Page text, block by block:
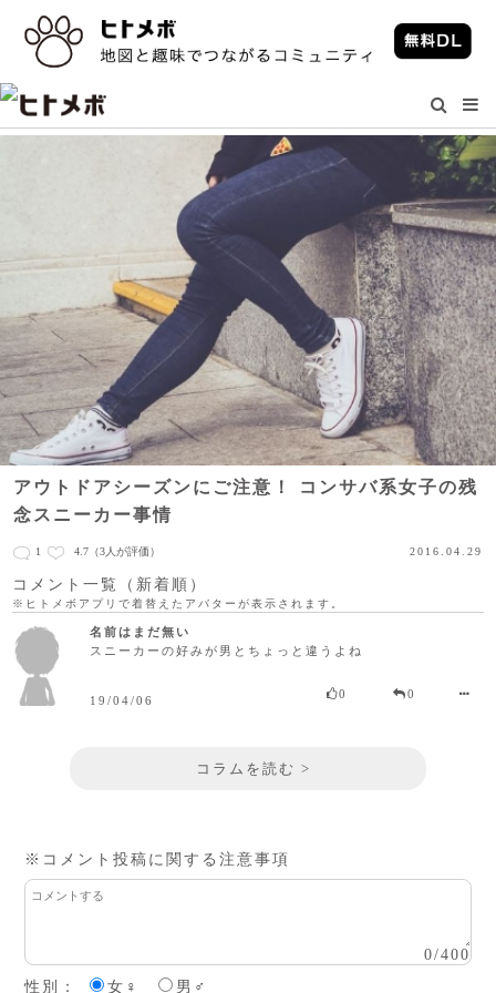
アウトドアシーズンにご注意！ コンサバ系女子の残
念スニーカー事情
1 4.7 （3人が評価） 2016.04.29
コメント一覧（新着順）
※ヒトメボアプリで着替えたアバターが表示されます。
名前はまだ無い
スニーカーの好みが男とちょっと違うよね
19/04/06 0 0
コラムを読む >
※コメント投稿に関する注意事項
0/400
性別：
女♀ 男♂